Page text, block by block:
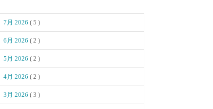
7月 2026 ( 5 )
6月 2026 ( 2 )
5月 2026 ( 2 )
4月 2026 ( 2 )
3月 2026 ( 3 )